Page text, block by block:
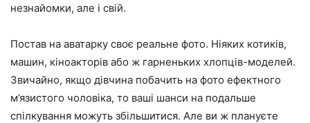
незнайомки, але і свій.
Постав на аватарку своє реальне фото. Ніяких котиків,
машин, кіноакторів або ж гарненьких хлопців-моделей.
Звичайно, якщо дівчина побачить на фото ефектного
м’язистого чоловіка, то ваші шанси на подальше
спілкування можуть збільшитися. Але ви ж плануєте